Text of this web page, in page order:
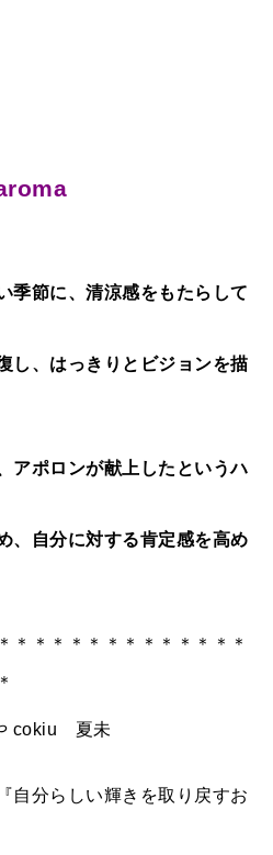
季節に、清涼感をもたらして
きりとビジョンを描
アポロンが献上したというハ
に対する肯定感を高め
＊＊＊＊＊＊＊＊＊＊＊＊＊
cokiu 夏未
自分らしい輝きを取り戻すお